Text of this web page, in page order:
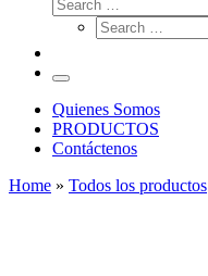
Search
Menu
Quienes Somos
PRODUCTOS
Contáctenos
Home » Todos los productos